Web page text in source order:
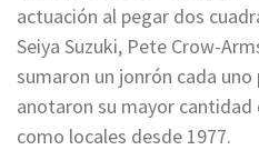
actuación al pegar dos
Seiya Suzuki, Pete Crow-
sumaron un jonrón cada
anotaron su mayor cantidad
como locales desde 1977.